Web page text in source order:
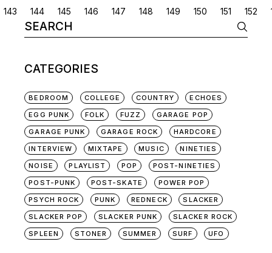
POSTS
NAVIGATION
143 144 145 146 147 148 149 150 151 152
Search
for:
CATEGORIES
BEDROOM COLLEGE COUNTRY
ECHOES
EGG PUNK
FOLK FUZZ
GARAGE POP
GARAGE PUNK
GARAGE ROCK
HARDCORE
INTERVIEW
MIXTAPE MUSIC
NINETIES
NOISE
PLAYLIST POP
POST-NINETIES
POST-PUNK
POST-SKATE
POWER POP
PSYCH ROCK
PUNK REDNECK
SLACKER
SLACKER POP
SLACKER PUNK
SLACKER ROCK
SPLEEN
STONER SUMMER SURF UFO